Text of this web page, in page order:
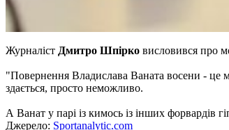
Журналіст Дмитро Шпірко висловився про
"Повернення Владислава Ваната восени - це
здається, просто неможливо.
А Ванат у парі із кимось із інших форвардів
Джерело: Sportanalytic.com